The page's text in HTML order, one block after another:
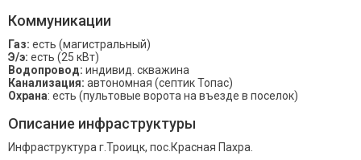
Коммуникации
Газ: есть (магистральный)
Э/э: есть (25 кВт)
Водопровод: индивид. скважина
Канализация: автономная (септик Топас)
Охрана: есть (пультовые ворота на въезде в поселок)
Описание инфраструктуры
Инфраструктура г.Троицк, пос.Красная Пахра.